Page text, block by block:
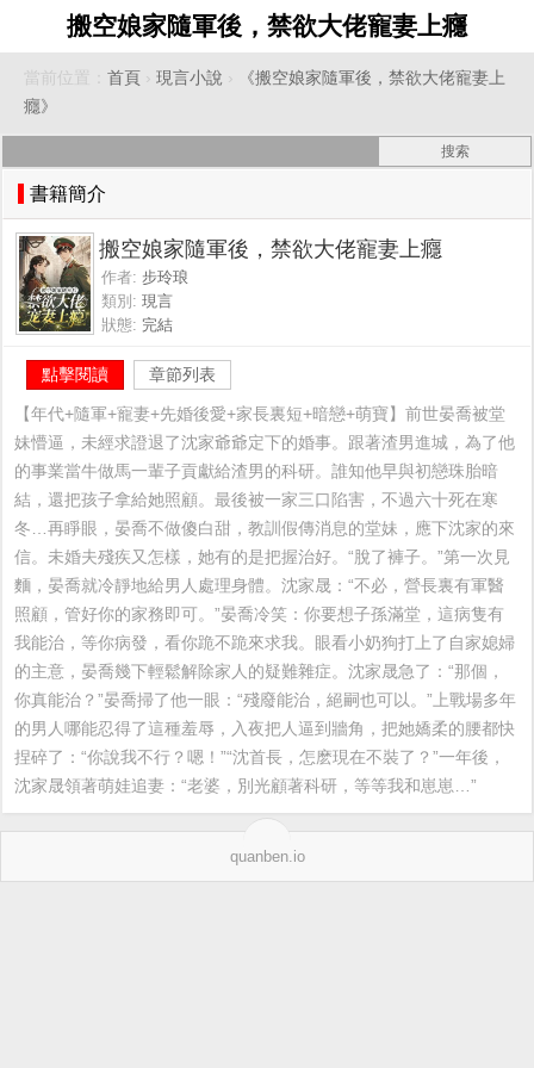
搬空娘家隨軍後，禁欲大佬寵妻上癮
當前位置： 首頁 › 現言小說 ›
《搬空娘家隨軍後，禁欲大佬寵妻上
癮》
書籍簡介
搬空娘家隨軍後，禁欲大佬寵妻上癮
作者: 步玲琅
類別: 現言
狀態: 完結
點擊閱讀 章節列表
【年代+隨軍+寵妻+先婚後愛+家長裏短+暗戀+萌寶】前世晏喬被堂
妹懵逼，未經求證退了沈家爺爺定下的婚事。跟著渣男進城，為了他
的事業當牛做馬一輩子貢獻給渣男的科研。誰知他早與初戀珠胎暗
結，還把孩子拿給她照顧。最後被一家三口陷害，不過六十死在寒
冬…再睜眼，晏喬不做傻白甜，教訓假傳消息的堂妹，應下沈家的來
信。未婚夫殘疾又怎樣，她有的是把握治好。“脫了褲子。”第一次見
麵，晏喬就冷靜地給男人處理身體。沈家晟：“不必，營長裏有軍醫
照顧，管好你的家務即可。”晏喬冷笑：你要想子孫滿堂，這病隻有
我能治，等你病發，看你跪不跪來求我。眼看小奶狗打上了自家媳婦
的主意，晏喬幾下輕鬆解除家人的疑難雜症。沈家晟急了：“那個，
你真能治？”晏喬掃了他一眼：“殘廢能治，絕嗣也可以。”上戰場多年
的男人哪能忍得了這種羞辱，入夜把人逼到牆角，把她嬌柔的腰都快
捏碎了：“你說我不行？嗯！”“沈首長，怎麽現在不裝了？”一年後，
沈家晟領著萌娃追妻：“老婆，別光顧著科研，等等我和崽崽…”
quanben.io